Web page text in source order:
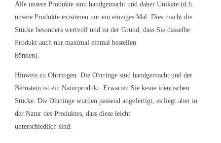
Alle unsere Produkte sind handgemacht und daher Unikate (d.h.
unsere Produkte existieren nur ein einziges Mal. Dies macht die
Stücke besonders wertvoll und ist der Grund, dass Sie dasselbe
Produkt auch nur maximal einmal bestellen
können).
Hinweis zu Ohrringen: Die Ohrringe sind handgemacht und der
Bernstein ist ein Naturprodukt. Erwarten Sie keine identischen
Stücke. Die Ohrringe wurden passend angefertigt, es liegt aber in
der Natur des Produktes, dass diese leicht
unterschiedlich sind.